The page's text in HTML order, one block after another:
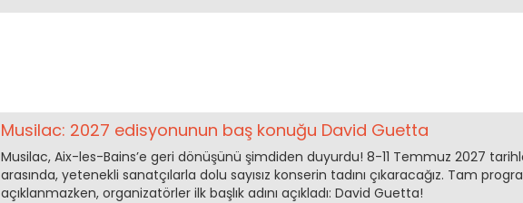
Musilac: 2027 edisyonunun baş konuğu David Guetta
Musilac, Aix-les-Bains’e geri dönüşünü şimdiden duyurdu! 8-11 Temmuz 2027
arasında, yetenekli sanatçılarla dolu sayısız konserin tadını çıkaracağız. Tam
açıklanmazken, organizatörler ilk başlık adını açıkladı: David Guetta!